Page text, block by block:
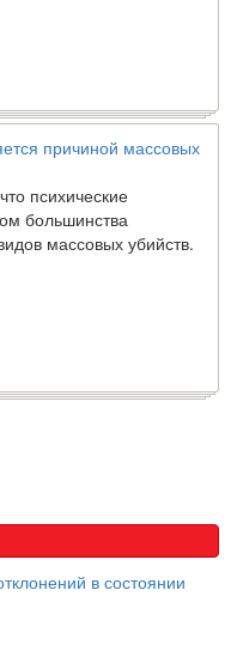
причиной массовых
психические
большинства
массовых убийств.
в состоянии